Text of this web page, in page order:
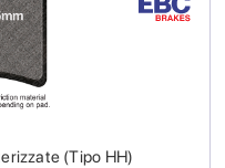
(Tipo HH)